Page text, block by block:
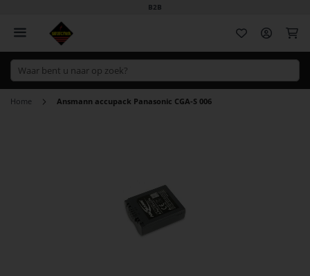
B2B
Home Ansmann accupack Panasonic CGA-S 006